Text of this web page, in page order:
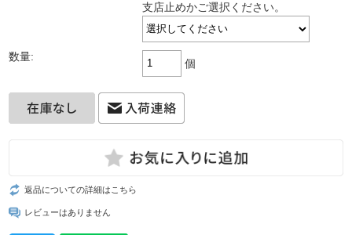
支店止めかご選択ください。
数量:
個
返品についての詳細はこちら
レビューはありません